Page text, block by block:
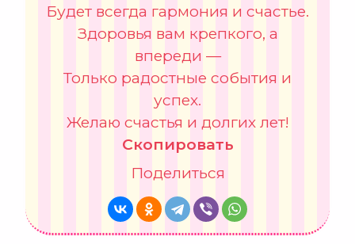
Будет всегда гармония и счастье.
Здоровья вам крепкого, а
впереди —
Только радостные события и
успех.
Желаю счастья и долгих лет!
Скопировать
Поделиться